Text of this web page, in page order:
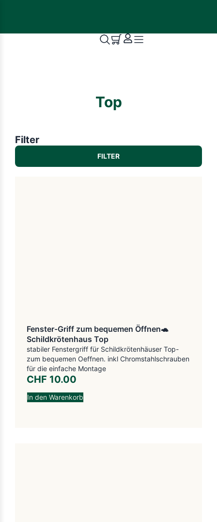
Top
Filter
FILTER
Fenster-Griff zum bequemen Öffnen🐢
Schildkrötenhaus Top
stabiler Fenstergriff für Schildkrötenhäuser Top-
zum bequemen Oeffnen. inkl Chromstahlschrauben
für die einfache Montage
CHF 10.00
In den Warenkorb